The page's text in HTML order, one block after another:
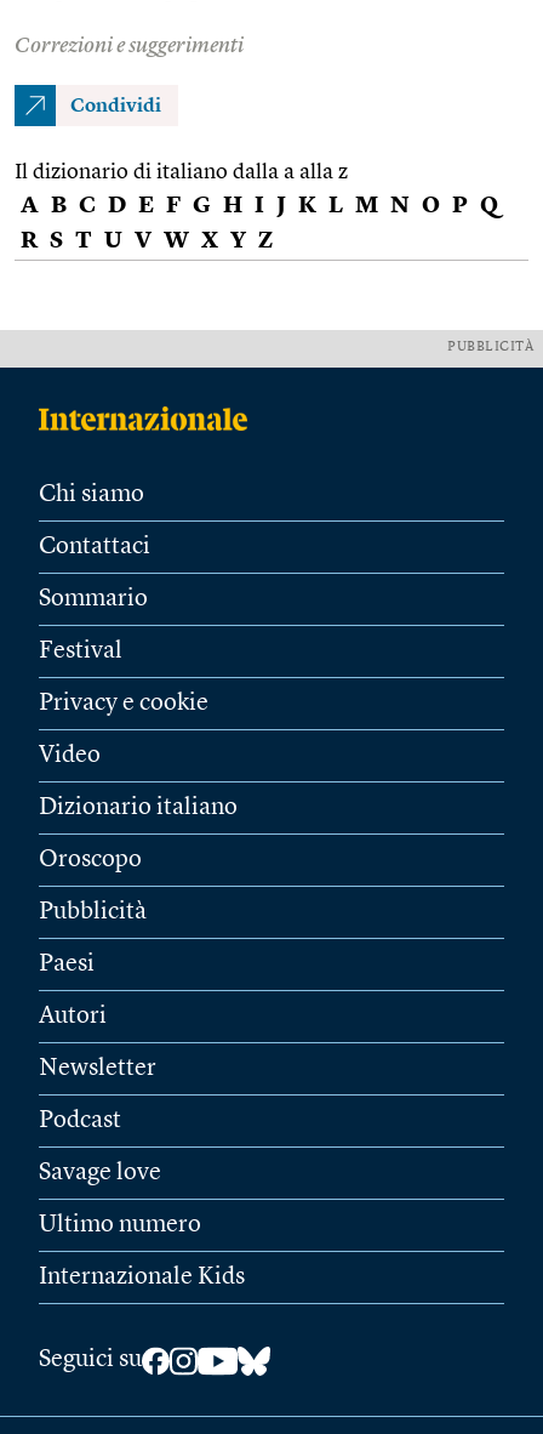
Correzioni e suggerimenti
Condividi
Il dizionario di italiano dalla a alla z
A B C D E F G H I J K L M N O P Q
R S T U V W X Y Z
PUBBLICITÀ
Chi siamo
Contattaci
Sommario
Festival
Privacy e cookie
Video
Dizionario italiano
Oroscopo
Pubblicità
Paesi
Autori
Newsletter
Podcast
Savage love
Ultimo numero
Internazionale Kids
Seguici su